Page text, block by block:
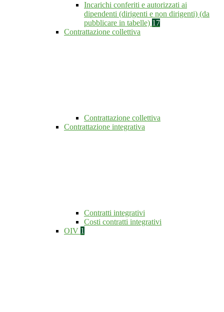
Incarichi conferiti e autorizzati ai
dipendenti (dirigenti e non dirigenti) (da
pubblicare in tabelle) 17
Contrattazione collettiva
Contrattazione collettiva
Contrattazione integrativa
Contratti integrativi
Costi contratti integrativi
OIV 1